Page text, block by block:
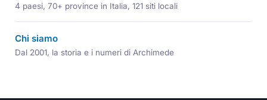
4 paesi, 70+ province in Italia, 121 siti locali
Chi siamo
Dal 2001, la storia e i numeri di Archimede